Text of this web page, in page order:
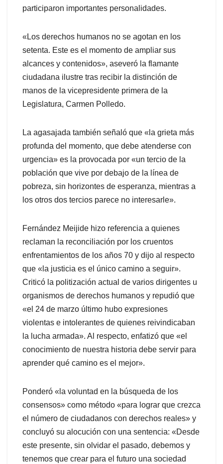
participaron importantes personalidades.
«Los derechos humanos no se agotan en los
setenta. Este es el momento de ampliar sus
alcances y contenidos», aseveró la flamante
ciudadana ilustre tras recibir la distinción de
manos de la vicepresidente primera de la
Legislatura, Carmen Polledo.
La agasajada también señaló que «la grieta más
profunda del momento, que debe atenderse con
urgencia» es la provocada por «un tercio de la
población que vive por debajo de la línea de
pobreza, sin horizontes de esperanza, mientras a
los otros dos tercios parece no interesarle».
Fernández Meijide hizo referencia a quienes
reclaman la reconciliación por los cruentos
enfrentamientos de los años 70 y dijo al respecto
que «la justicia es el único camino a seguir».
Criticó la politización actual de varios dirigentes u
organismos de derechos humanos y repudió que
«el 24 de marzo último hubo expresiones
violentas e intolerantes de quienes reivindicaban
la lucha armada». Al respecto, enfatizó que «el
conocimiento de nuestra historia debe servir para
aprender qué camino es el mejor».
Ponderó «la voluntad en la búsqueda de los
consensos» como método «para lograr que crezca
el número de ciudadanos con derechos reales» y
concluyó su alocución con una sentencia: «Desde
este presente, sin olvidar el pasado, debemos y
tenemos que crear para el futuro una sociedad